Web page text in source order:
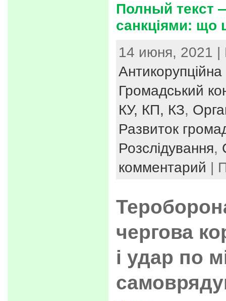
Полный текст
санкціями: що
14 июня, 2021 |
Антикорупційна
Громадський
КУ, КП, КЗ,
Развиток
Розслідування,
комментарий |
чергова
і удар по